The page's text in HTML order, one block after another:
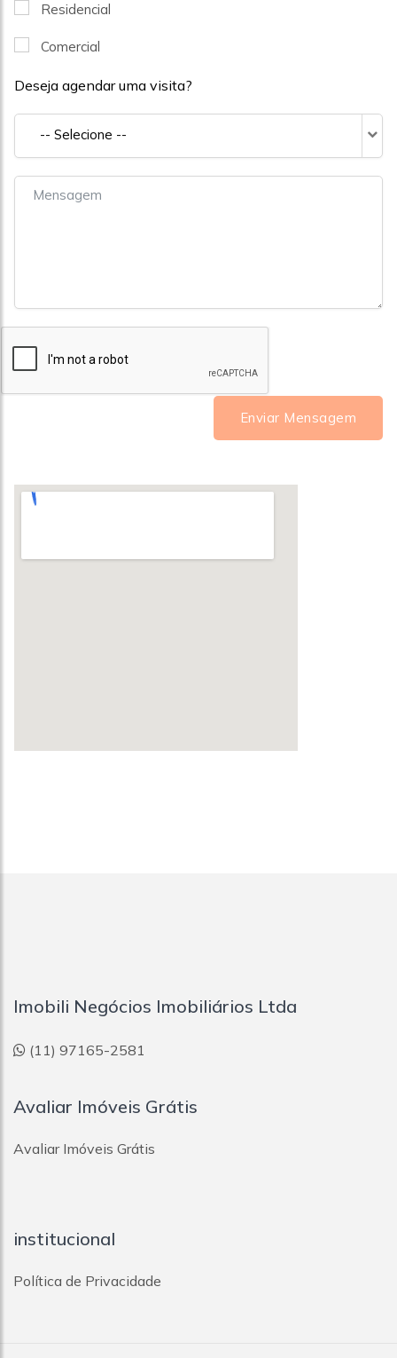
Residencial
Comercial
Deseja agendar uma visita?
-- Selecione --
Enviar Mensagem
Imobili Negócios Imobiliários Ltda
(11) 97165-2581
Avaliar Imóveis Grátis
Avaliar Imóveis Grátis
institucional
Política de Privacidade